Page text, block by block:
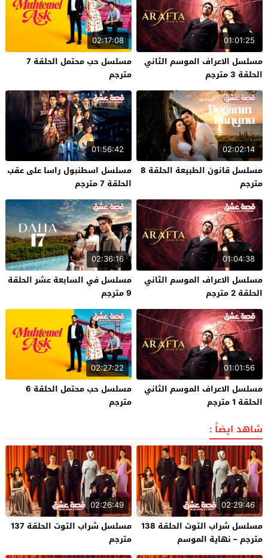
01:01:25
مسلسل الاعراف الموسم الثاني
الحلقة 3 مترجم
02:17:08
مسلسل حب محتمل الحلقة 7
مترجم
02:02:14
مسلسل قانون الطبيعة الحلقة 8
مترجم
01:56:42
مسلسل اسطنبول راسا على عقب
الحلقة 7 مترجم
01:04:38
مسلسل الاعراف الموسم الثاني
الحلقة 2 مترجم
02:36:16
مسلسل في السابعة عشر الحلقة
9 مترجم
01:01:56
مسلسل الاعراف الموسم الثاني
الحلقة 1 مترجم
02:27:22
مسلسل حب محتمل الحلقة 6
مترجم
شاهد ايضاً :
02:29:46
مسلسل شراب التوت الحلقة 138
مترجم – نهاية الموسم
02:26:49
مسلسل شراب التوت الحلقة 137
مترجم